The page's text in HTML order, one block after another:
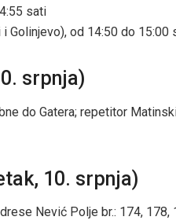
sati
Golinjevo), od 14:50 do 15:00
srpnja)
do Gatera; repetitor
10. srpnja)
Nević Polje br.: 174, 178,